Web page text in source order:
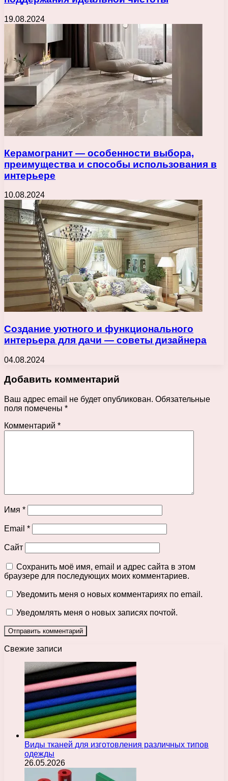
19.08.2024
Керамогранит — особенности выбора,
преимущества и способы использования в
интерьере
10.08.2024
Создание уютного и функционального
интерьера для дачи — советы дизайнера
04.08.2024
Добавить комментарий
Ваш адрес email не будет опубликован. Обязательные
поля помечены *
Комментарий *
Имя *
Email *
Сайт
Сохранить моё имя, email и адрес сайта в этом
браузере для последующих моих комментариев.
Уведомить меня о новых комментариях по email.
Уведомлять меня о новых записях почтой.
Свежие записи
Виды тканей для изготовления различных типов
одежды
26.05.2026